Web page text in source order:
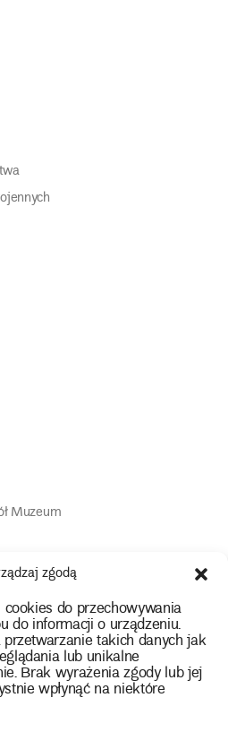
zgodą
do przechowywania
do informacji o urządzeniu.
takich danych jak
lub unikalne
Brak wyrażenia zgody lub jej
wpłynąć na niektóre
Muzeum